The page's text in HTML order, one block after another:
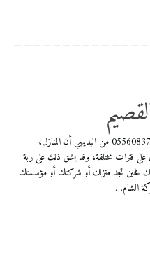
شركة تنظيف فلل بالقصيم شركة الشام ماربل 0556083761 من البديهي أن المنازل،
فترات مختلفة، وقد يشق ذلك على ربة
فحين تجد منزلك أو شركتك أو مؤسستك
الشام…